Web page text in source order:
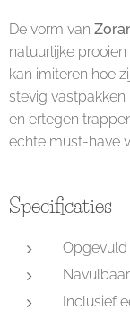
De vorm van
natuurlijke
kan imiteren hoe
stevig vastpakken
en ertegen
echte must-have
Specificaties
Inclusief